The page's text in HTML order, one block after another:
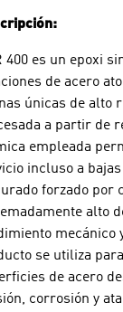
400 es un epoxi
de acero
únicas de alto
a partir de
empleada
incluso a
forzado por
alto
mecánico
se utiliza
de acero
corrosión y